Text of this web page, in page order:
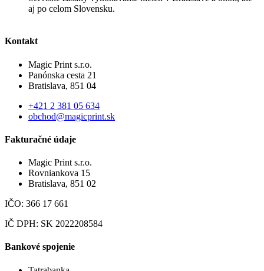
aj po celom Slovensku.
Kontakt
Magic Print s.r.o.
Panónska cesta 21
Bratislava, 851 04
+421 2 381 05 634
obchod@magicprint.sk
Fakturačné údaje
Magic Print s.r.o.
Rovniankova 15
Bratislava, 851 02
IČO: 366 17 661
IČ DPH: SK 2022208584
Bankové spojenie